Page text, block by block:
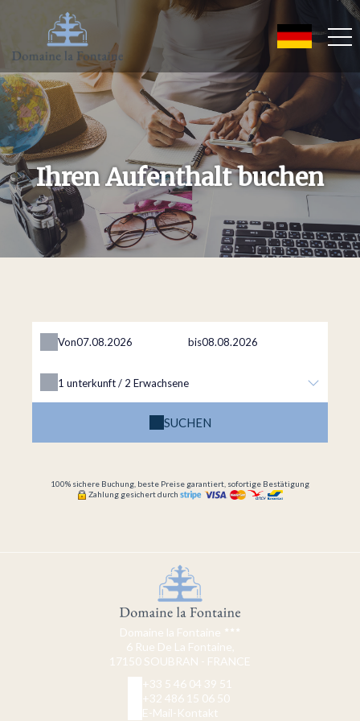
Ihren Aufenthalt buchen
Von bis
1 unterkunft / 2 Erwachsene
SUCHEN
100% sichere Buchung, beste Preise garantiert, sofortige Bestätigung
Zahlung gesichert durch
Domaine la Fontaine
6 Rue De La Fontaine,
17150 SOUBRAN - FRANCE
+33 5 46 04 39 51
+32 486 15 06 50
E-Mail-Kontakt